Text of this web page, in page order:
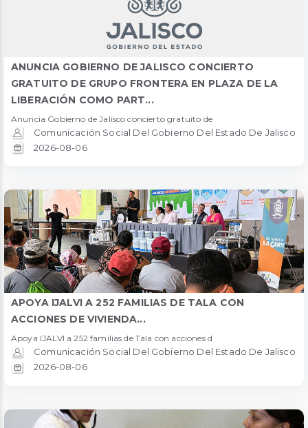
ANUNCIA GOBIERNO DE JALISCO CONCIERTO
GRATUITO DE GRUPO FRONTERA EN PLAZA DE LA
LIBERACIÓN COMO PART...
Anuncia Gobierno de Jalisco concierto gratuito de
Comunicación Social Del Gobierno Del Estado De Jalisco
2026-08-06
APOYA IJALVI A 252 FAMILIAS DE TALA CON
ACCIONES DE VIVIENDA...
Apoya IJALVI a 252 familias de Tala con acciones d
Comunicación Social Del Gobierno Del Estado De Jalisco
2026-08-06